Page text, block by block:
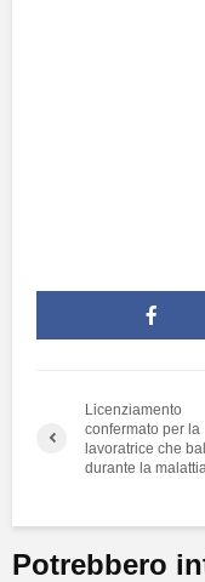
Licenziamento
confermato per la
lavoratrice che
durante la
Potrebbero